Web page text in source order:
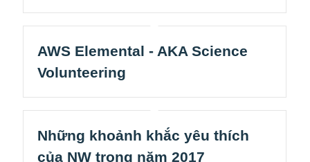
AWS Elemental - AKA Science
Volunteering
Những khoảnh khắc yêu thích
của NW trong năm 2017